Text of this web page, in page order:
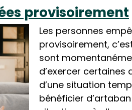
provisoirement
Les personnes
provisoirement,
sont
d’exercer certaines
d’une situation
bénéficier